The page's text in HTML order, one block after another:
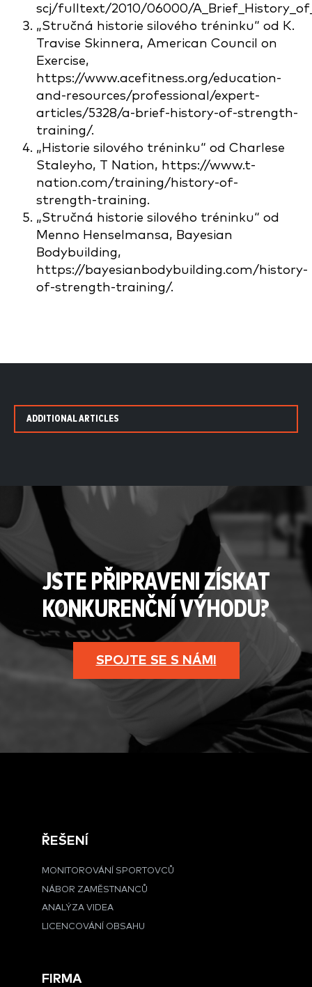
scj/fulltext/2010/06000/
„Stručná historie silového tréninku“ od K.
Travise Skinnera, American Council on
Exercise,
https://www.acefitness.org/education-
and-resources/professional/expert-
articles/5328/a-brief-history-of-strength-
training/.
„Historie silového tréninku“ od Charlese
Staleyho, T Nation, https://www.t-
nation.com/training/history-of-
strength-training.
„Stručná historie silového tréninku“ od
Menno Henselmansa, Bayesian
Bodybuilding,
https://bayesianbodybuilding.com/history-
of-strength-training/.
ADDITIONAL ARTICLES
JSTE PŘIPRAVENI ZÍSKAT
KONKURENČNÍ VÝHODU?
SPOJTE SE S NÁMI
ŘEŠENÍ
MONITOROVÁNÍ SPORTOVCŮ
NÁBOR ZAMĚSTNANCŮ
ANALÝZA VIDEA
LICENCOVÁNÍ OBSAHU
FIRMA